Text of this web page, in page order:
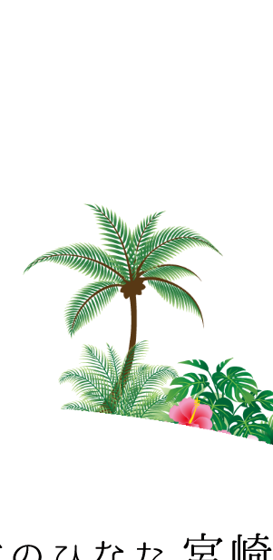
た 宮崎県 MIYAZAKI PREFECTURE